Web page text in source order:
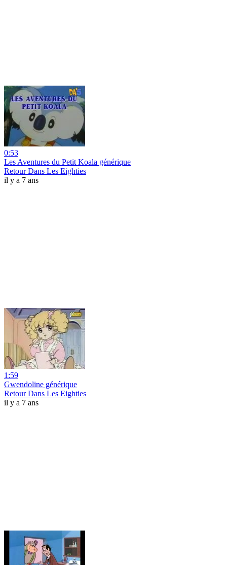
0:53
Les Aventures du Petit Koala générique
Retour Dans Les Eighties
il y a 7 ans
1:59
Gwendoline générique
Retour Dans Les Eighties
il y a 7 ans